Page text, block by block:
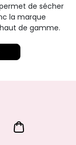
de sécher
la marque
de gamme.